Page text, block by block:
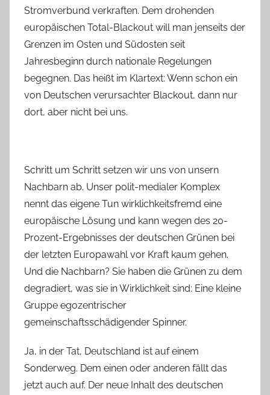
Stromverbund verkraften. Dem drohenden
europäischen Total-Blackout will man jenseits der
Grenzen im Osten und Südosten seit
Jahresbeginn durch nationale Regelungen
begegnen. Das heißt im Klartext: Wenn schon ein
von Deutschen verursachter Blackout, dann nur
dort, aber nicht bei uns.
Schritt um Schritt setzen wir uns von unsern
Nachbarn ab. Unser polit-medialer Komplex
nennt das eigene Tun wirklichkeitsfremd eine
europäische Lösung und kann wegen des 20-
Prozent-Ergebnisses der deutschen Grünen bei
der letzten Europawahl vor Kraft kaum gehen.
Und die Nachbarn? Sie haben die Grünen zu dem
degradiert, was sie in Wirklichkeit sind: Eine kleine
Gruppe egozentrischer
gemeinschaftsschädigender Spinner.
Ja, in der Tat, Deutschland ist auf einem
Sonderweg. Dem einen oder anderen fällt das
jetzt auch auf. Der neue Inhalt des deutschen